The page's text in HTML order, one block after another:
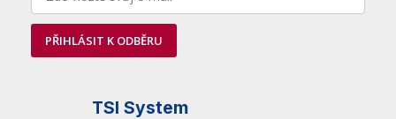
PŘIHLÁSIT K ODBĚRU
TSI System